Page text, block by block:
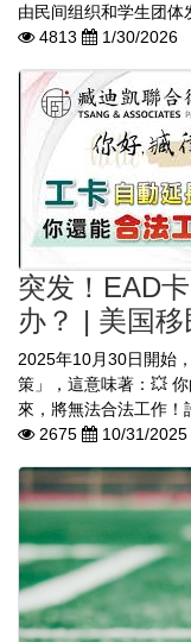
由民间组织和学生团体
4813
1/30/2026
突发！EAD
办？ | 美国
2025年10月30日開始
策」，這意味著：💥
來，將無法合法工作！
2675
10/31/2025